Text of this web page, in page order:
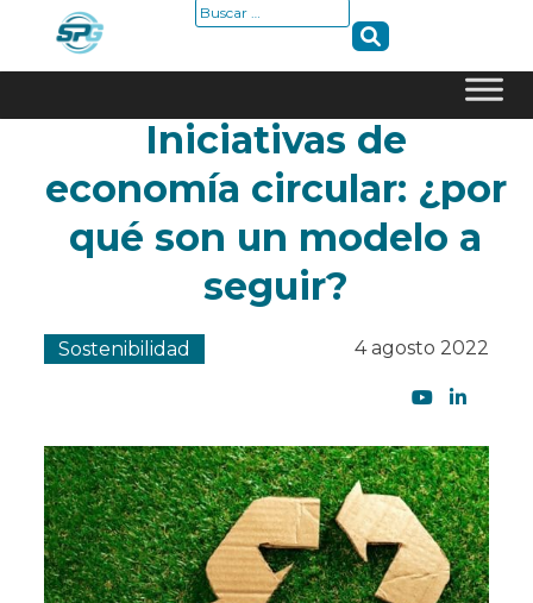
content
Buscar:
Iniciativas de
economía circular: ¿por
qué son un modelo a
seguir?
Sostenibilidad 4 agosto 2022